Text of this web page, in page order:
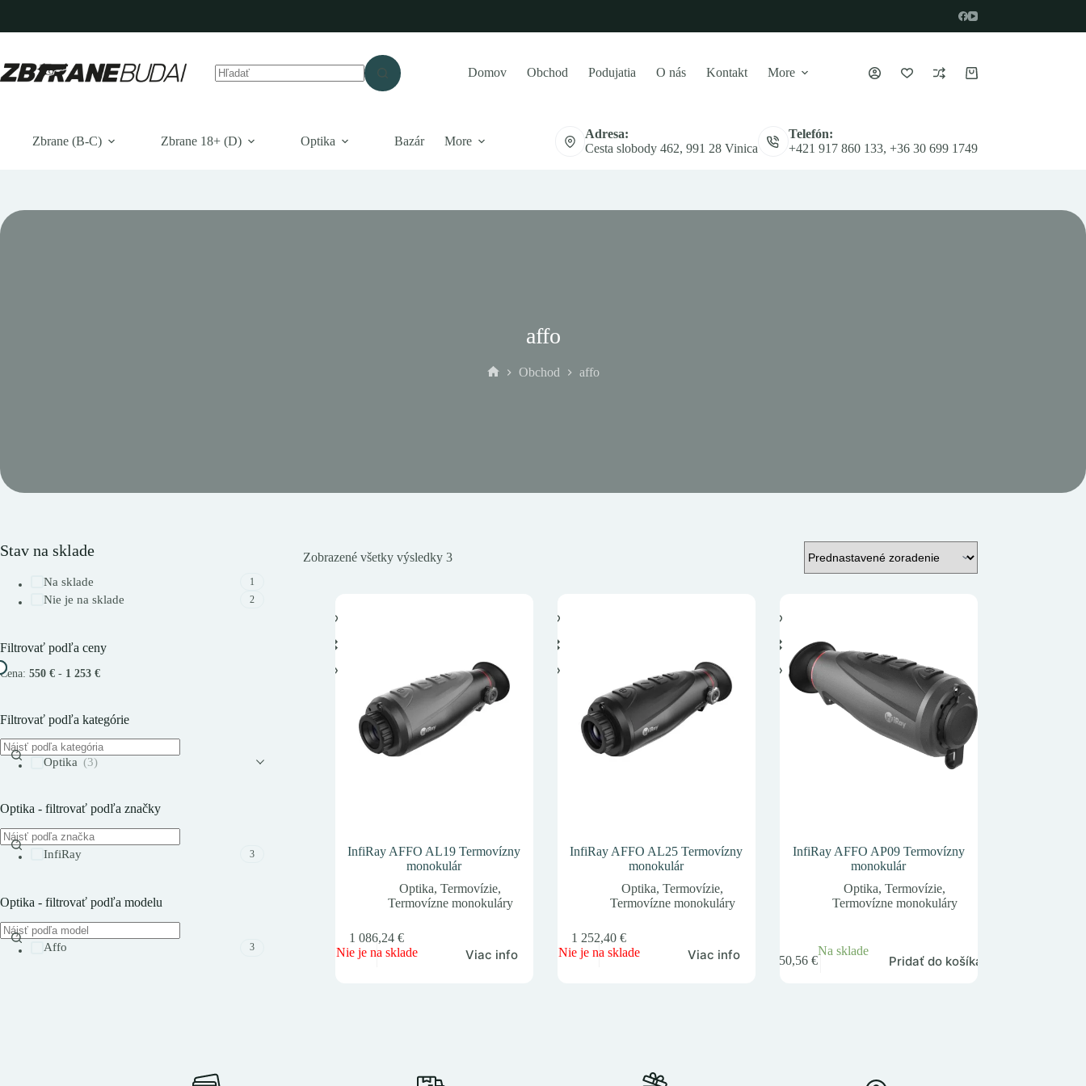
obsah
Domov Obchod Podujatia O nás Kontakt More
Nákupný
Zbrane (B-C) Zbrane 18+ (D) Optika Bazár More
Adresa:
Cesta slobody 462, 991 28 Vinica
Telefón:
+421 917 860 133, +36 30 699 1749
affo
Obchod affo
Zobrazené všetky výsledky 3
InfiRay AFFO AL19 Termovízny
monokulár
Optika,Termovízie,
Termovízne monokuláry
1 086,24€
Nie je na sklade
Viac info
InfiRay AFFO AL25 Termovízny
monokulár
Optika,Termovízie,
Termovízne monokuláry
1 252,40€
Nie je na sklade
Viac info
InfiRay AFFO AP09 Termovízny
monokulár
Optika,Termovízie,
Termovízne monokuláry
550,56€
Na sklade
Pridať do košíka
Stav na sklade
Na sklade 1
Nie je na sklade 2
Filtrovať podľa ceny
Cena: 550 € - 1 253 €
Filtrovať podľa kategórie
Optika (3)
Optika - filtrovať podľa značky
InfiRay 3
Optika - filtrovať podľa modelu
Affo 3